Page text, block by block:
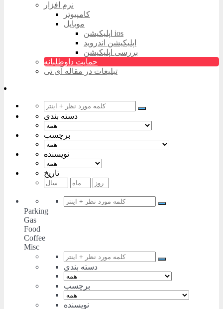
نرم افزار
کامپیوتر
موبایل
اپلیکیشن ios
اپلیکیشن اندروید
بررسی اپلیکیشن
حمایت داوطلبانه
تبلیغات در مقاله آی تی
دسته بندی
برچسب
نویسنده
تاریخ
Parking
Gas
Food
Coffee
Misc
دسته بندی
برچسب
نویسنده